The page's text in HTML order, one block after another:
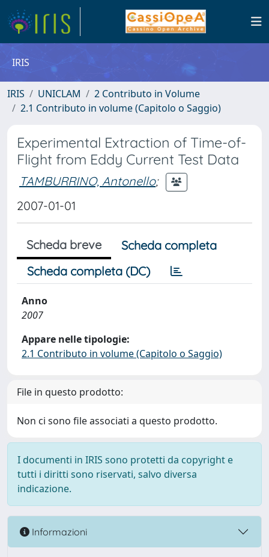
IRIS
IRIS UNICLAM
2 Contributo in Volume
2.1 Contributo in volume (Capitolo o Saggio)
Experimental Extraction of Time-of-
Flight from Eddy Current Test Data
TAMBURRINO, Antonello;
2007-01-01
Scheda breve
Scheda completa
Scheda completa (DC)
Anno
2007
Appare nelle tipologie:
2.1 Contributo in volume (Capitolo o Saggio)
File in questo prodotto:
Non ci sono file associati a questo prodotto.
I documenti in IRIS sono protetti da copyright e
tutti i diritti sono riservati, salvo diversa
indicazione.
Informazioni